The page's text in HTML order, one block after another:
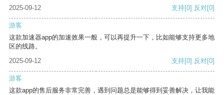
2025-09-12
支持[0] 反对[0]
游客
这款加速器app的加速效果一般，可以再提升一下，比如能够支持更多地
区的线路。
2025-09-12
支持[0] 反对[0]
游客
这款app的售后服务非常完善，遇到问题总是能够得到妥善解决，让我能